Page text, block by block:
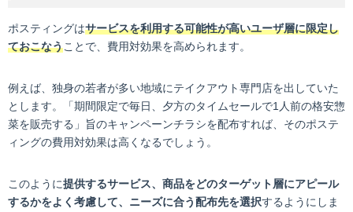
ポスティングはサービスを利用する可能性が高いユーザ層に限定し
ておこなうことで、費用対効果を高められます。
例えば、独身の若者が多い地域にテイクアウト専門店を出していた
とします。「期間限定で毎日、夕方のタイムセールで1人前の格安惣
菜を販売する」旨のキャンペーンチラシを配布すれば、そのポステ
ィングの費用対効果は高くなるでしょう。
このように提供するサービス、商品をどのターゲット層にアピール
するかをよく考慮して、ニーズに合う配布先を選択するようにしま